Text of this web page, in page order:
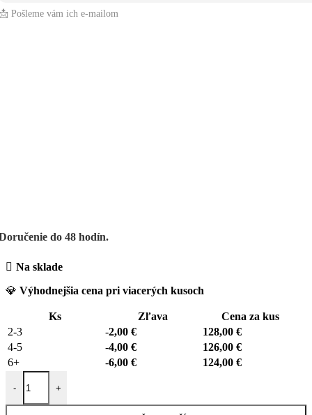
Pošleme vám ich e-mailom
do 48 hodín.
Na sklade
💎 Výhodnejšia cena pri viacerých kusoch
Ks Zľava
Cena za kus
2-3
-2,00 € 128,00 €
4-5
-4,00 € 126,00 €
6+
-6,00 € 124,00 €
-
množstvo 2x Hodvábna obliečka na vankúš 50 x 60 Mr. and Mrs. -
+